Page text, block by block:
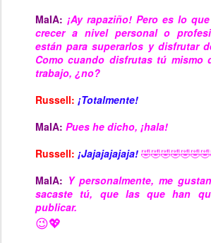
MaIA: ¡Ay rapaziño! Pero es lo
crecer a nivel personal o
están para superarlos y disfrutar
Como cuando disfrutas tú mismo
trabajo, ¿no?
Russell: ¡Totalmente!
MaIA: Pues he dicho, ¡hala!
Russell: ¡Jajajajajaja!
MaIA: Y personalmente, me
sacaste tú, que las que han
publicar.
😉💖